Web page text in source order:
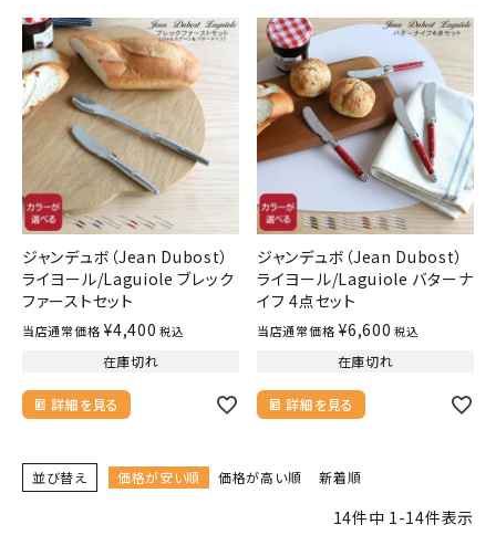
ジャンデュボ（Jean Dubost）
ライヨール/Laguiole ブレック
ファーストセット
当店通常価格 ¥4,400 税込
在庫切れ
詳細を見る
ジャンデュボ（Jean Dubost）
ライヨール/Laguiole バターナ
イフ 4点セット
当店通常価格 ¥6,600 税込
在庫切れ
詳細を見る
並び替え 価格が安い順 価格が高い順 新着順
14件中 1-14件表示